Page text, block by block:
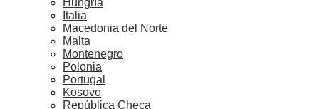
Hungría
Italia
Macedonia del Norte
Malta
Montenegro
Polonia
Portugal
Kosovo
República Checa